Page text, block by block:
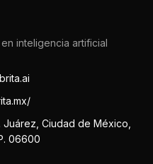
Ciudad de México,
06600